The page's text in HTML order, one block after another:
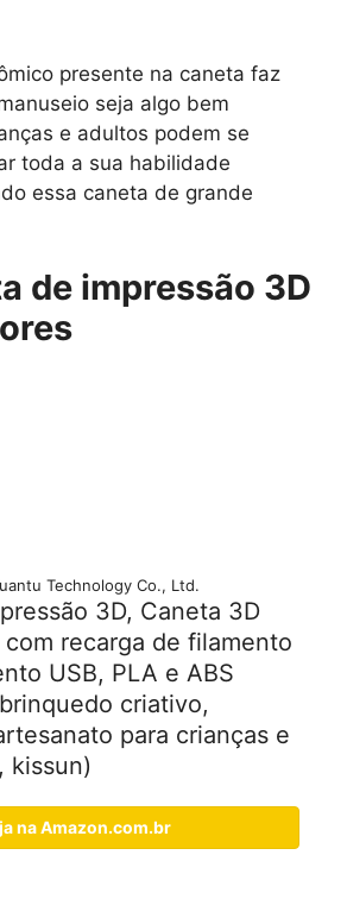
presente na caneta faz
seja algo bem
e adultos podem se
toda a sua habilidade
essa caneta de grande
de impressão 3D
Technology Co., Ltd.
3D, Caneta 3D
com recarga de filamento
USB, PLA e ABS
criativo,
para crianças e
kissun)
na Amazon.com.br